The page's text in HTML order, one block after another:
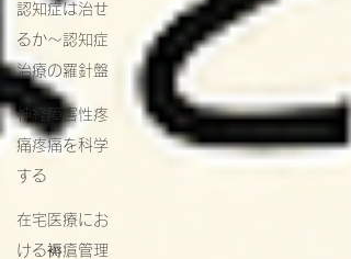
認知症は治せ
るか～認知症
治療の羅針盤
神経障害性疼
痛疼痛を科学
する
在宅医療にお
ける褥瘡管理